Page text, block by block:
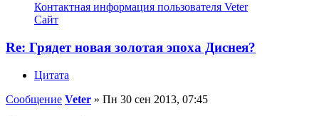
Контактная информация пользователя Veter
Сайт
Re: Грядет новая золотая эпоха Диснея?
Цитата
Сообщение Veter » Пн 30 сен 2013, 07:45